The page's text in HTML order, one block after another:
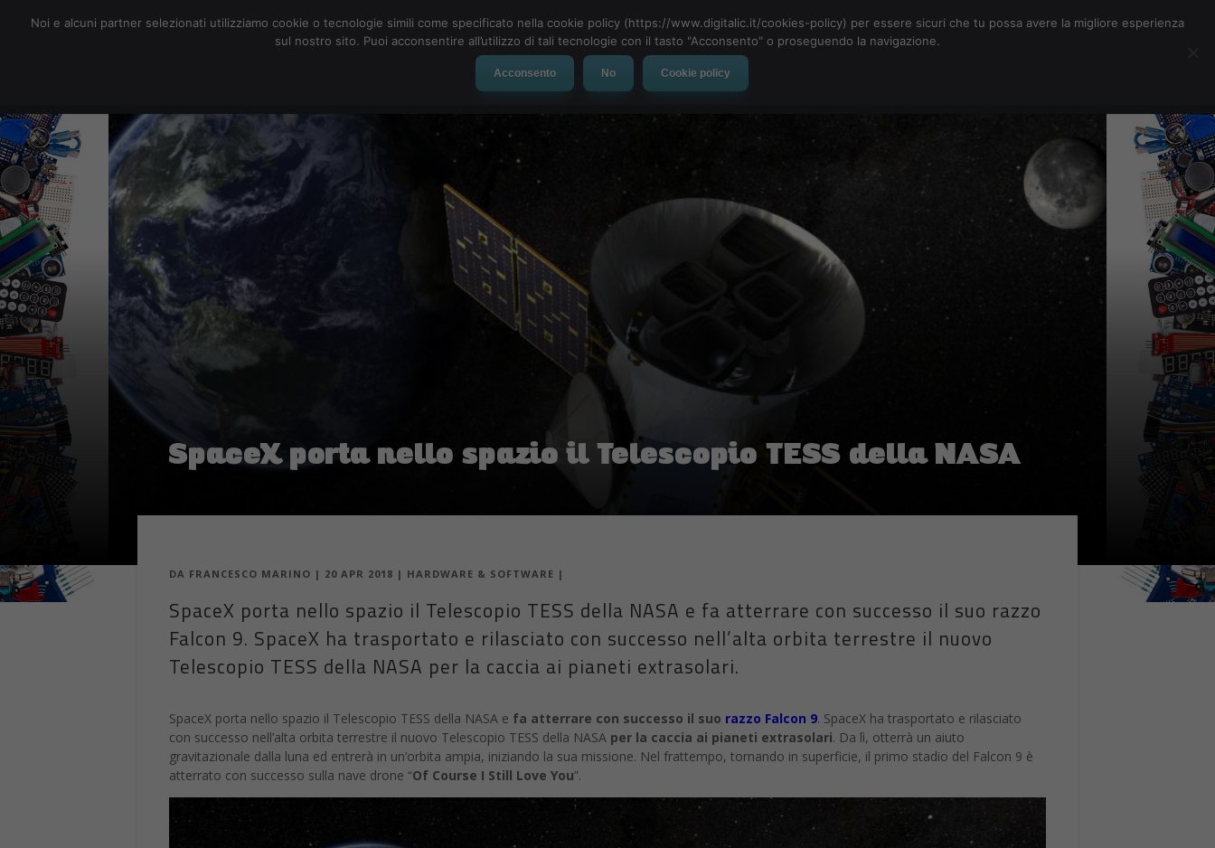
Social Network App Automotive Tech-News
SpaceX porta nello spazio il Telescopio TESS della NASA
DA FRANCESCO MARINO | 20 APR 2018 | HARDWARE & SOFTWARE |
SpaceX porta nello spazio il Telescopio TESS della NASA e fa atterrare con successo il suo razzo
Falcon 9. SpaceX ha trasportato e rilasciato con successo nell’alta orbita terrestre il nuovo
Telescopio TESS della NASA per la caccia ai pianeti extrasolari.
SpaceX porta nello spazio il Telescopio TESS della NASA e fa atterrare con successo il suo razzo Falcon 9. SpaceX ha trasportato e rilasciato
con successo nell’alta orbita terrestre il nuovo Telescopio TESS della NASA per la caccia ai pianeti extrasolari. Da lì, otterrà un aiuto
gravitazionale dalla luna ed entrerà in un’orbita ampia, iniziando la sua missione. Nel frattempo, tornando in superficie, il primo stadio del Falcon 9 è
atterrato con successo sulla nave drone “Of Course I Still Love You”.
Noi e alcuni partner selezionati utilizziamo cookie o tecnologie simili come specificato nella cookie policy (https://www.digitalic.it/cookies-policy) per essere sicuri che tu possa avere la migliore esperienza
sul nostro sito. Puoi acconsentire all’utilizzo di tali tecnologie con il tasto "Acconsento" o proseguendo la navigazione.
Acconsento No Cookie policy